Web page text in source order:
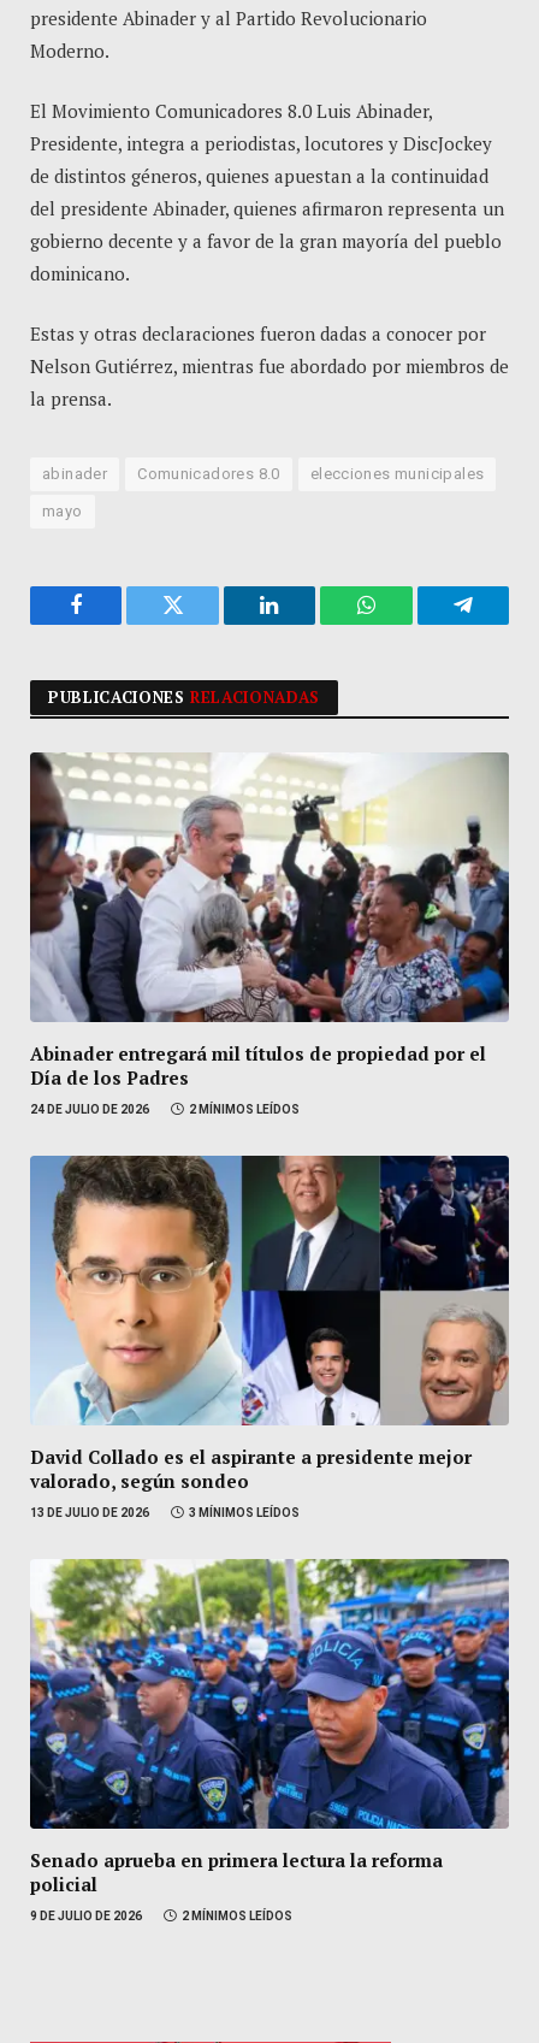
presidente Abinader y al Partido Revolucionario
Moderno.
El Movimiento Comunicadores 8.0 Luis Abinader,
Presidente, integra a periodistas, locutores y DiscJockey
de distintos géneros, quienes apuestan a la continuidad
del presidente Abinader, quienes afirmaron representa un
gobierno decente y a favor de la gran mayoría del pueblo
dominicano.
Estas y otras declaraciones fueron dadas a conocer por
Nelson Gutiérrez, mientras fue abordado por miembros de
la prensa.
abinader Comunicadores 8.0 elecciones municipales
mayo
Facebook Twitter LinkedIn WhatsApp
PUBLICACIONESRELACIONADAS
Abinader entregará mil títulos de propiedad por el
Día de los Padres
24 DE JULIO DE 2026 2 MÍNIMOS LEÍDOS
David Collado es el aspirante a presidente mejor
valorado, según sondeo
13 DE JULIO DE 2026 3 MÍNIMOS LEÍDOS
Senado aprueba en primera lectura la reforma
policial
9 DE JULIO DE 2026 2 MÍNIMOS LEÍDOS